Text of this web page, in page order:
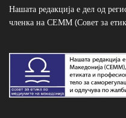
Нашата редакција е дел од
членка на СЕММ (Совет за